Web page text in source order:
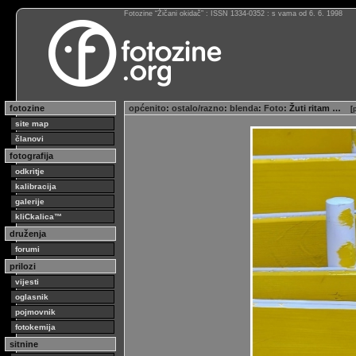
Fotozine “Žičani okidač” : ISSN 1334-0352 : s vama od 6. 6. 1998
fotozine
site map
članovi
fotografija
odkritje
kalibracija
galerije
kliCkalica™
druženja
forumi
prilozi
vijesti
oglasnik
pojmovnik
fotokemija
sitnine
općenito: ostalo/razno: blenda: Foto: Žuti ritam … [